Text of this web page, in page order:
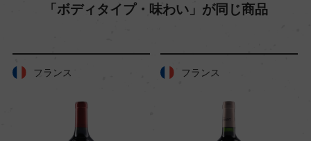
平均30年
「ボディタイプ・味わい」が同じ商品
フランス フランス